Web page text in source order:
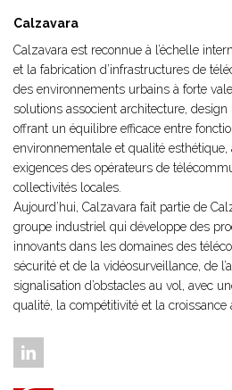
Calzavara
Calzavara est reconnue à l’échelle
et la fabrication d’infrastructures de
des environnements urbains à forte
solutions associent architecture, design
offrant un équilibre efficace entre
environnementale et qualité
exigences des opérateurs de
collectivités locales.
Aujourd’hui, Calzavara fait partie de
groupe industriel qui développe des
innovants dans les domaines des
sécurité et de la vidéosurveillance, de
signalisation d’obstacles au vol, avec
qualité, la compétitivité et la croissance